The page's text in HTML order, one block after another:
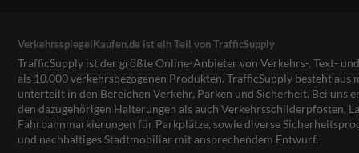
VerkehrsspiegelKaufen.de ist ein Teil von TrafficSupply
TrafficSupply ist der größte Online-Anbieter von Verkehrs-, Text-
als 10.000 verkehrsbezogenen Produkten. TrafficSupply besteht aus
unterteilt in den Bereichen Verkehr, Parken und Sicherheit. Bei uns
den dazugehörigen Halterungen als auch Verkehrsschilderpfosten,
Fahrbahnmarkierungen für Parkplätze, sowie diverse
und nachhaltiges Stadtmobiliar mit ansprechendem Entwurf.